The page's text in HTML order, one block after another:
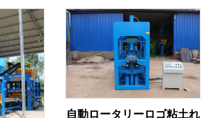
自動ロータリーロゴ粘土れ